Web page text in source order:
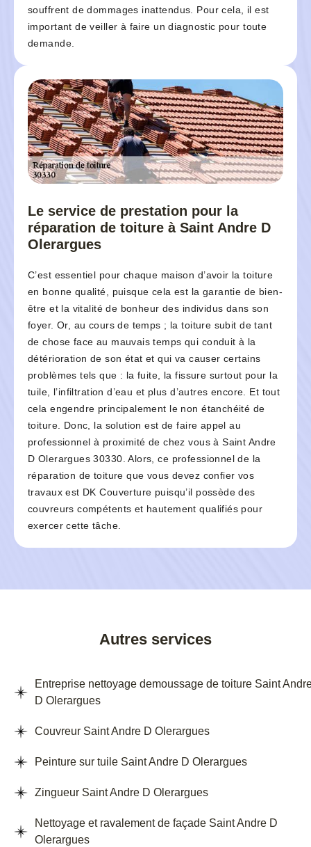
souffrent de dommages inattendus. Pour cela, il est
important de veiller à faire un diagnostic pour toute
demande.
Le service de prestation pour la
réparation de toiture à Saint Andre D
Olerargues
C’est essentiel pour chaque maison d’avoir la toiture
en bonne qualité, puisque cela est la garantie de bien-
être et la vitalité de bonheur des individus dans son
foyer. Or, au cours de temps ; la toiture subit de tant
de chose face au mauvais temps qui conduit à la
détérioration de son état et qui va causer certains
problèmes tels que : la fuite, la fissure surtout pour la
tuile, l’infiltration d’eau et plus d’autres encore. Et tout
cela engendre principalement le non étanchéité de
toiture. Donc, la solution est de faire appel au
professionnel à proximité de chez vous à Saint Andre
D Olerargues 30330. Alors, ce professionnel de la
réparation de toiture que vous devez confier vos
travaux est DK Couverture puisqu’il possède des
couvreurs compétents et hautement qualifiés pour
exercer cette tâche.
Autres services
Entreprise nettoyage demoussage de toiture Saint
D Olerargues
Couvreur Saint Andre D Olerargues
Peinture sur tuile Saint Andre D Olerargues
Zingueur Saint Andre D Olerargues
Nettoyage et ravalement de façade Saint Andre D
Olerargues